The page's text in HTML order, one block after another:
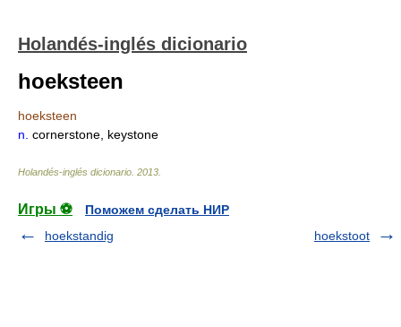
Holandés-inglés dicionario
hoeksteen
hoeksteen
n. cornerstone, keystone
Holandés-inglés dicionario 2013
Игры ⚽
Поможем сделать НИР
hoekstandig
hoekstoot